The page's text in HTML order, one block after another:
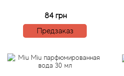
84 грн
Предзаказ
Annick Goutal
Antonia's Flowers